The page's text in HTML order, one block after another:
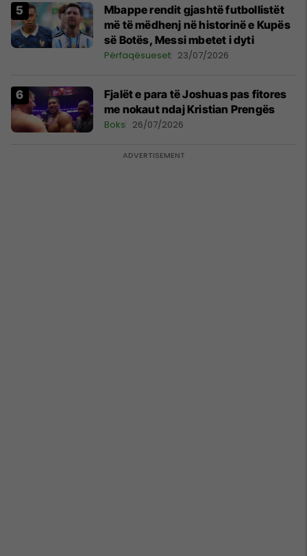
Mbappe rendit gjashtë futbollistët
më të mëdhenj në historinë e Kupës
së Botës, Messi mbetet i dyti
Përfaqësueset 23/07/2026
Fjalët e para të Joshuas pas fitores
me nokaut ndaj Kristian Prengës
Boks 26/07/2026